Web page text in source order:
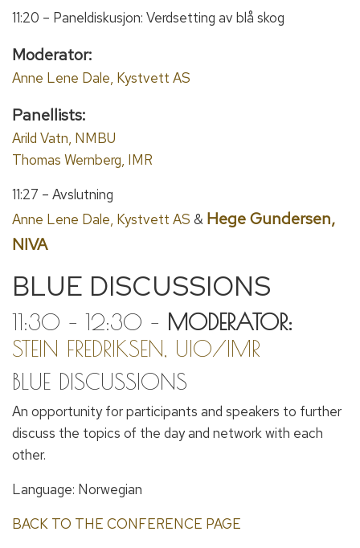
11:20 – Paneldiskusjon: Verdsetting av blå skog
Moderator:
Anne Lene Dale, Kystvett AS
Panellists:
Arild Vatn, NMBU
Thomas Wernberg, IMR
11:27 – Avslutning
Anne Lene Dale, Kystvett AS & Hege Gundersen,
NIVA
BLUE DISCUSSIONS
11:30 – 12:30 – MODERATOR:
STEIN FREDRIKSEN, UIO/IMR
BLUE DISCUSSIONS
An opportunity for participants and speakers to further
discuss the topics of the day and network with each
other.
Language: Norwegian
BACK TO THE CONFERENCE PAGE